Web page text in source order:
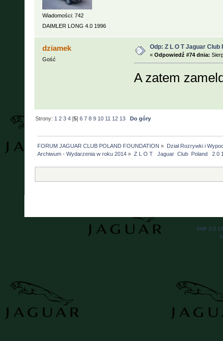
Wiadomości: 742
DAIMLER LONG 4.0 1996
dziamek
Gość
Odp: Z L O T Jaguar Club
« Odpowiedź #74 dnia:
A zatem
Strony:1 2 3 4 [5]6 7 8 9 10 11 12 13 Do góry
FORUM JAGUAR CLUB POLAND FOUNDATION »
Dział Rozrywki i
Archiwum - Wydarzenia w roku 2014 » Z L O T   Jaguar  Club  Poland   2 0
SMF 2.0.15